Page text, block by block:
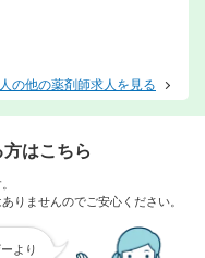
の他の薬剤師求人を見る
はこちら
りませんのでご安心ください。
より